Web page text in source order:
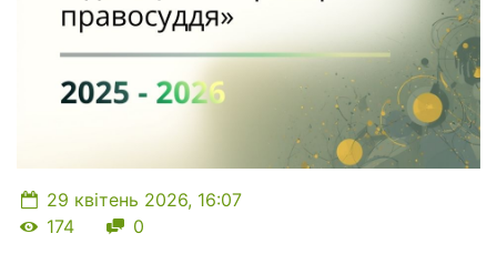
29 квітень 2026, 16:07
Кількість переглядів
174 Кількість коментарів
0